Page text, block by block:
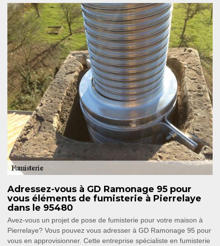
Adressez-vous à GD Ramonage 95 pour
vous éléments de fumisterie à Pierrelaye
dans le 95480
Avez-vous un projet de pose de fumisterie pour votre maison à
Pierrelaye? Vous pouvez vous adresser à GD Ramonage 95 pour
vous en approvisionner. Cette entreprise spécialiste en fumisterie